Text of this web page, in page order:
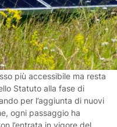
più accessibile ma resta
Statuto alla fase di
per l’aggiunta di nuovi
ogni passaggio ha
l’entrata in vigore del